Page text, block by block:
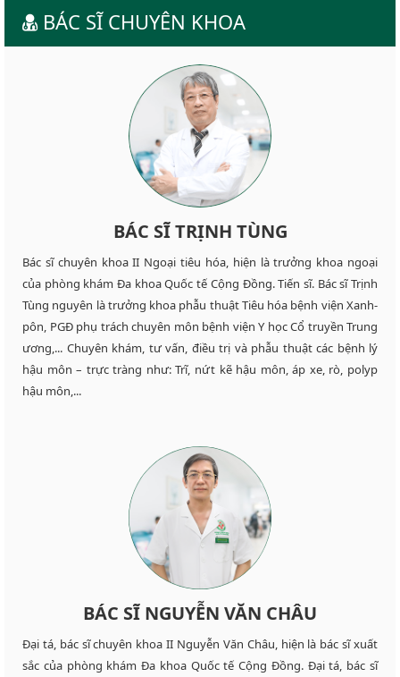
BÁC SĨ CHUYÊN KHOA
BÁC SĨ TRỊNH TÙNG
Bác sĩ chuyên khoa II Ngoại tiêu hóa, hiện là trưởng khoa ngoại
của phòng khám Đa khoa Quốc tế Cộng Đồng. Tiến sĩ. Bác sĩ Trịnh
Tùng nguyên là trưởng khoa phẫu thuật Tiêu hóa bệnh viện Xanh-
pôn, PGĐ phụ trách chuyên môn bệnh viện Y học Cổ truyền Trung
ương,... Chuyên khám, tư vấn, điều trị và phẫu thuật các bệnh lý
hậu môn – trực tràng như: Trĩ, nứt kẽ hậu môn, áp xe, rò, polyp
hậu môn,...
BÁC SĨ NGUYỄN VĂN CHÂU
Đại tá, bác sĩ chuyên khoa II Nguyễn Văn Châu, hiện là bác sĩ xuất
sắc của phòng khám Đa khoa Quốc tế Cộng Đồng. Đại tá, bác sĩ